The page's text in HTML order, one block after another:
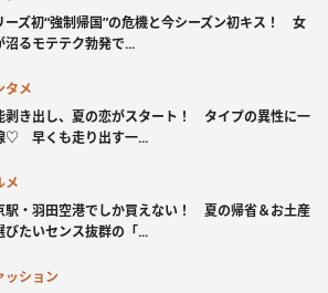
ーズ初“強制帰国”の危機と今シーズン初キス！ 女
沼るモテテク勃発で...
タメ
剥き出し、夏の恋がスタート！ タイプの異性に一
♡ 早くも走り出す一...
メ
駅・羽田空港でしか買えない！ 夏の帰省＆お土産
びたいセンス抜群の「...
ッション